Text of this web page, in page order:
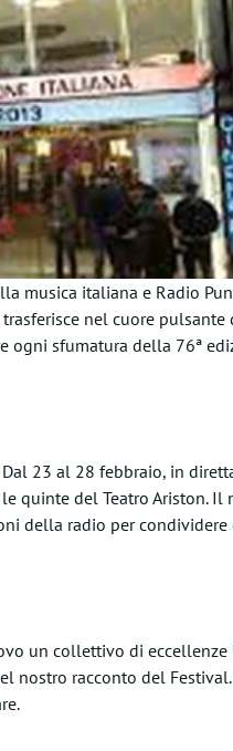
musica italiana e Radio
nel cuore pulsante
ogni sfumatura della 76ª
Dal 23 al 28 febbraio, in
quinte del Teatro Ariston. Il
della radio per condividere
un collettivo di
nostro racconto del